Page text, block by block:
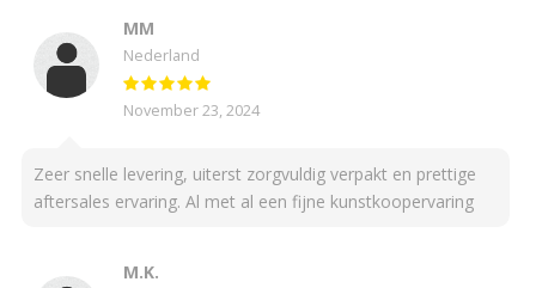
MM
Nederland
November 23, 2024
Zeer snelle levering, uiterst zorgvuldig verpakt en prettige
aftersales ervaring. Al met al een fijne kunstkoopervaring
M.K.